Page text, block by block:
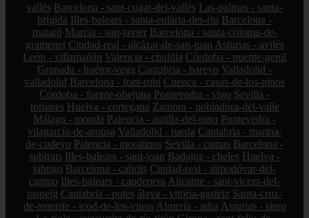
vallès Barcelona - sant-cugat-del-vallès Las-palmas - santa-
brígida Illes-balears - santa-eulària-des-riu Barcelona -
mataró Murcia - san-javier Barcelona - santa-coloma-de-
gramenet Ciudad-real - alcázar-de-san-juan Asturias - avilés
León - villamañán Valencia - chulilla Córdoba - puente-genil
Granada - huétor-vega Cantabria - bareyo Valladolid -
valladolid Barcelona - font-rubí Cuenca - casas-de-los-pinos
Córdoba - fuente-obejuna Pontevedra - vigo Sevilla -
tomares Huelva - cortegana Zamora - pobladura-del-valle
Málaga - monda Palencia - autilla-del-pino Pontevedra -
vilagarcía-de-arousa Valladolid - rueda Cantabria - marina-
de-cudeyo Palencia - moratinos Sevilla - camas Barcelona -
subirats Illes-balears - sant-joan Badajoz - cheles Huelva -
jabugo Barcelona - cabrils Ciudad-real - almodóvar-del-
campo Illes-balears - capdepera Alicante - sant-vicent-del-
raspeig Cantabria - potes álava - vitoria-gasteiz Santa-cruz-
de-tenerife - icod-de-los-vinos Almería - adra Asturias - siero